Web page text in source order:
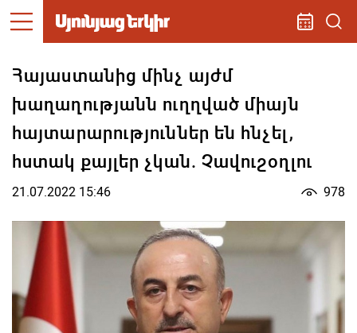
Հայաստանից մինչ այժմ
խաղաղությանն ուղղված միայն
հայտարարություններ են հնչել,
հստակ քայլեր չկան. Չավուշօղլու
21.07.2022 15:46 978